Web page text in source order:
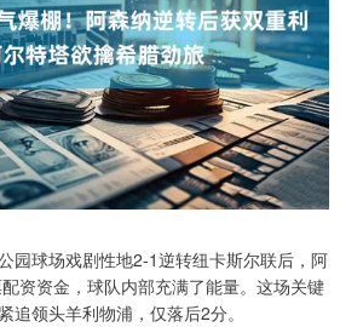
园球场戏剧性地2-1逆转纽卡斯尔联后，阿
资资金，球队内部充满了能量。这场关键
追领头羊利物浦，仅落后2分。